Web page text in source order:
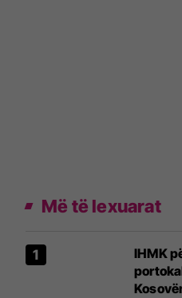
Më të lexuarat
​IHMK